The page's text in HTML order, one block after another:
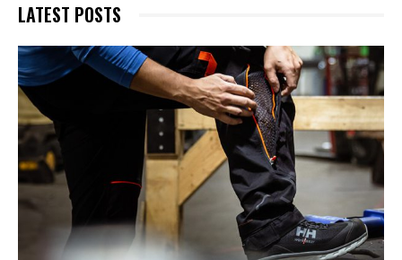
LATEST POSTS